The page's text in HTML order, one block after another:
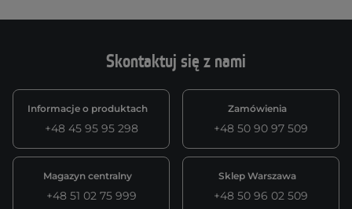
Skontaktuj się z nami
Informacje o produktach
+48 45 95 95 298
Zamówienia
+48 50 90 97 509
Magazyn centralny
+48 51 02 75 999
Sklep Warszawa
+48 50 96 02 509